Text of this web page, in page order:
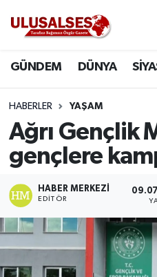
GÜNDEM DÜNYA
HABERLER YAŞAM
Ağrı Gençlik
gençlere
HABER MERKEZI
EDITÖR
DÜNYA
SİYASET
EKONOMİ
EĞİTİM
SAĞLIK
MAGAZİN
Trafik Durumu
Süper Lig Puan
Tüm Manşetler
Son Dakika Haberleri
Haber Arşivi